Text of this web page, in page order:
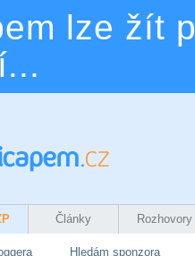
lze žít
Články Rozhovory
Hledám sponzora